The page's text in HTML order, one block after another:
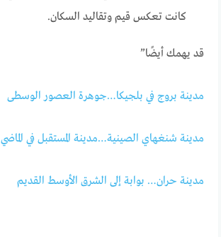
كانت تعكس قيم وتقاليد السكان.
قد يهمك أيضًا”
مدينة بروج في بلجيكا…جوهرة العصور الوسطى
مدينة شنغهاي الصينية…مدينة المستقبل في الماضي
مدينة حران… بوابة إلى الشرق الأوسط القديم